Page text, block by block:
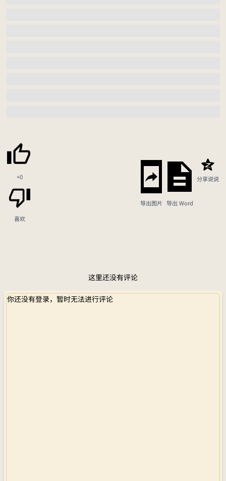
+0
喜欢
导出图片 导出 Word
分享说说
这里还没有评论
你还没有登录，暂时无法进行评论